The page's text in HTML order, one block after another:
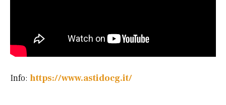
Info: https://www.astidocg.it/